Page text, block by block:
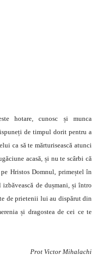
hotare, cunosc și munca
de timpul dorit pentru a
ca să te mărturisească atunci
acasă, și nu te scârbi că
Hristos Domnul, primeștel în
de dușmani, și întro
de prietenii lui au dispărut din
și dragostea de cei ce te
Prot Victor Mihalachi